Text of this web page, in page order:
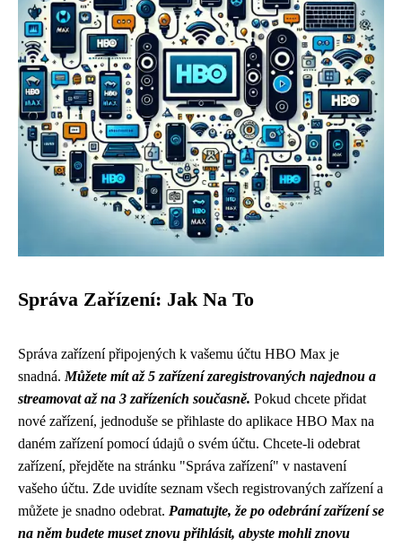
Správa Zařízení: Jak Na To
Správa zařízení připojených k vašemu účtu HBO Max je
snadná. Můžete mít až 5 zařízení zaregistrovaných najednou a
streamovat až na 3 zařízeních současně. Pokud chcete přidat
nové zařízení, jednoduše se přihlaste do aplikace HBO Max na
daném zařízení pomocí údajů o svém účtu. Chcete-li odebrat
zařízení, přejděte na stránku "Správa zařízení" v nastavení
vašeho účtu. Zde uvidíte seznam všech registrovaných zařízení a
můžete je snadno odebrat. Pamatujte, že po odebrání zařízení se
na něm budete muset znovu přihlásit, abyste mohli znovu